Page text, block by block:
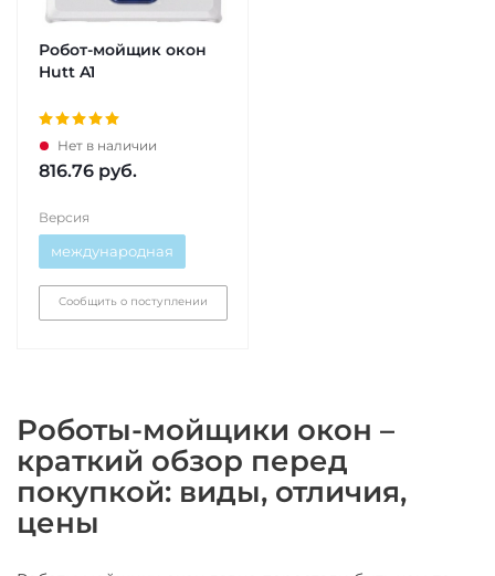
Робот-мойщик окон
Hutt A1
Нет в наличии
816.76 руб.
Версия
международная
Сообщить о поступлении
Роботы-мойщики окон –
краткий обзор перед
покупкой: виды, отличия,
цены